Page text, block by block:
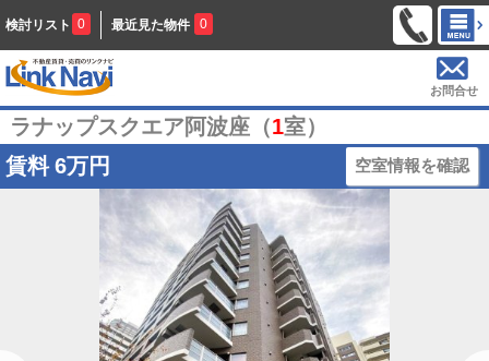
検討リスト 0 最近見た物件 0
お問合せ
ラナップスクエア阿波座（1室）
賃料 6万円 空室情報を確認